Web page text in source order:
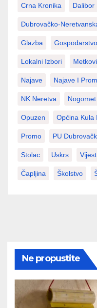
Crna Kronika Dalibor
Dubrovačko-
Glazba Gospodarstvo
Lokalni Izbori
Najave Najave I
NK Neretva Nogomet
Opuzen Općina Kula
Promo PU
Stolac Uskrs Vijest
Čapljina Školstvo
Ne propustite